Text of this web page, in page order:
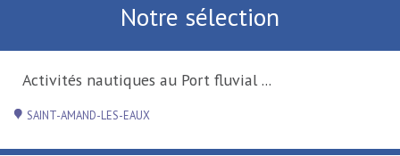
Notre sélection
Activités nautiques au Port fluvial ...
SAINT-AMAND-LES-EAUX